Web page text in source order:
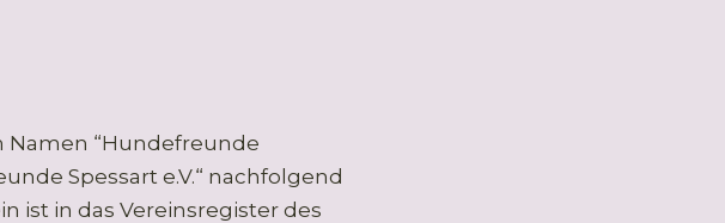
Namen “Hundefreunde
Spessart e.V.“ nachfolgend
ist in das Vereinsregister des